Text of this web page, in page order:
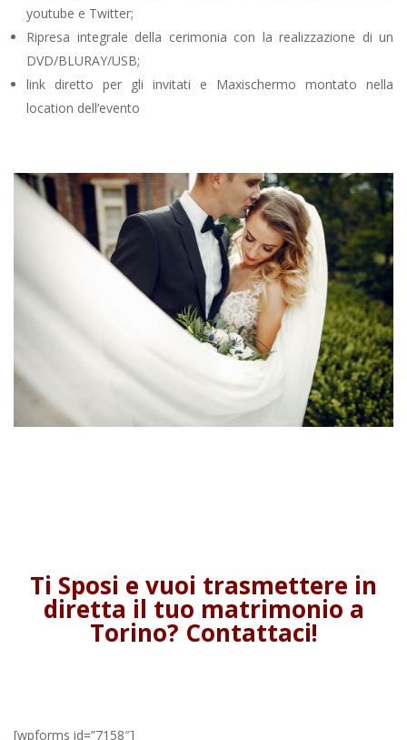
youtube e Twitter;
Ripresa integrale della cerimonia con la realizzazione di un
DVD/BLURAY/USB;
link diretto per gli invitati e Maxischermo montato nella
location dell’evento
Ti Sposi e vuoi trasmettere in
diretta il tuo matrimonio a
Torino? Contattaci!
[wpforms id=”7158″]